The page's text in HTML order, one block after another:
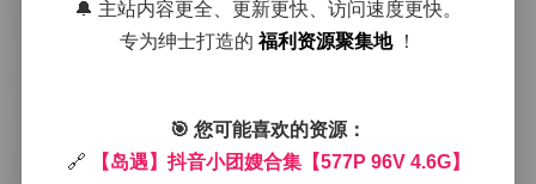
吸感。小团嫂站在潮湿的沙滩上，裙摆随着海浪的节奏
轻轻摇曳，她的眼神既带着一点懒散的慵怠，又透露出
对光影的敏锐捕捉。
生层次分明的明暗对比；二是宽阔的沙滩，远处的帆船
像白色的点缀点点散落在蓝天与海水的交界处；三是傍
🔔 主站内容更全、更新更快、访问速度更快。
专为绅士打造的福利资源聚集地 ！
🎯 您可能喜欢的资源：
🔗
【岛遇】抖音小团嫂合集【577P 96V 4.6G】